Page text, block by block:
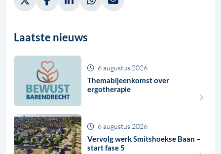
Laatste nieuws
Themabijeenkomst over
ergotherapie
6 augustus 2026
Vervolg werk Smitshoekse Baan –
start fase 5
6 augustus 2026